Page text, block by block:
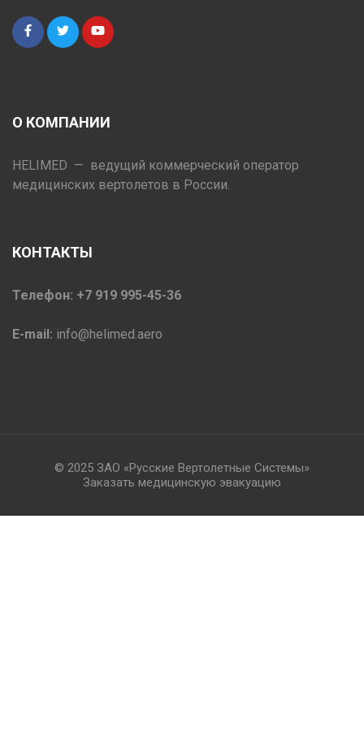
О КОМПАНИИ
HELIMED — ведущий коммерческий оператор
медицинских вертолетов в России.
КОНТАКТЫ
Телефон: +7 919 995-45-36
E-mail: info@helimed.aero
© 2025 ЗАО «Русские Вертолетные Системы»
Заказать медицинскую эвакуацию